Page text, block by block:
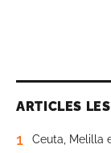
ARTICLES
1 Ceuta, Melilla